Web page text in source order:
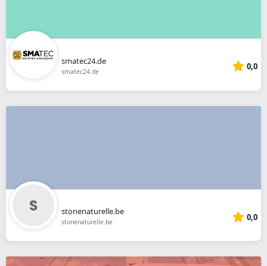
smatec24.de
smatec24.de 0,0
stonenaturelle.be
stonenaturelle.be 0,0